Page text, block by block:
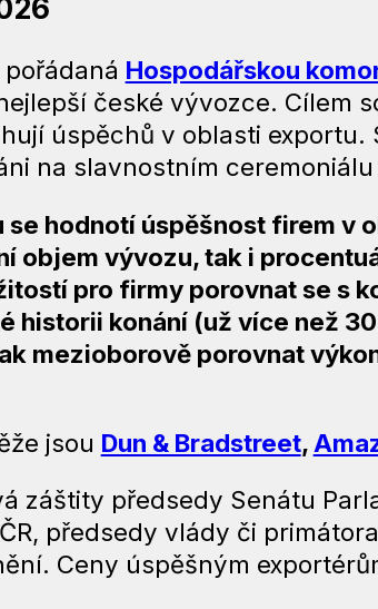
Hospodářskou
české vývozce. Cílem
úspěchů v oblasti exportu.
na slavnostním
se hodnotí úspěšnost firem v
objem vývozu, tak i
pro firmy porovnat se s
historii konání (už více než
mezioborově porovnat
jsou Dun & Bradstreet,
záštity předsedy Senátu
předsedy vlády či
Ceny úspěšným